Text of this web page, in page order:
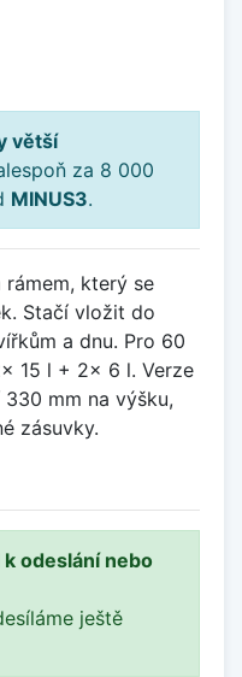
větší
za 8 000
MINUS3.
který se
Stačí vložit do
a dnu. Pro 60
15 l + 2x 6 l. Verze
mm na výšku,
zásuvky.
odeslání nebo
ještě